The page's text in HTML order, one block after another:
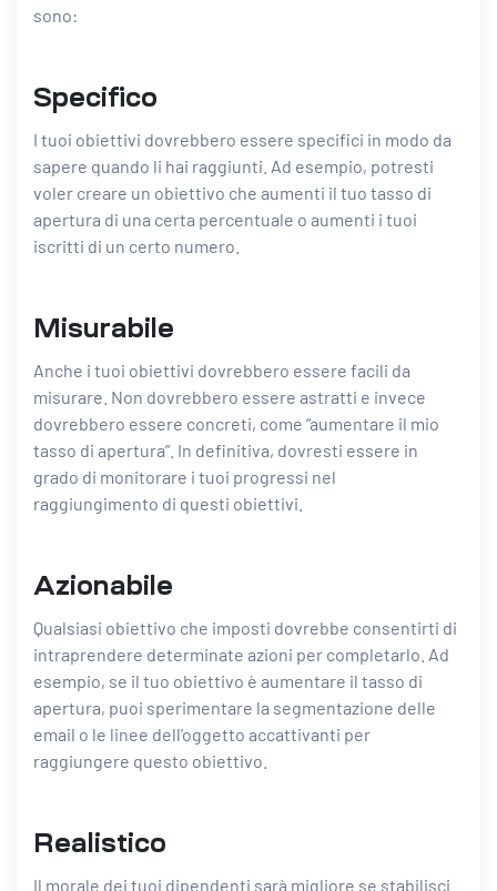
sono:
Specifico
I tuoi obiettivi dovrebbero essere specifici in modo da
sapere quando li hai raggiunti. Ad esempio, potresti
voler creare un obiettivo che aumenti il ​​tuo tasso di
apertura di una certa percentuale o aumenti i tuoi
iscritti di un certo numero.
Misurabile
Anche i tuoi obiettivi dovrebbero essere facili da
misurare. Non dovrebbero essere astratti e invece
dovrebbero essere concreti, come “aumentare il mio
tasso di apertura”. In definitiva, dovresti essere in
grado di monitorare i tuoi progressi nel
raggiungimento di questi obiettivi.
Azionabile
Qualsiasi obiettivo che imposti dovrebbe consentirti di
intraprendere determinate azioni per completarlo. Ad
esempio, se il tuo obiettivo è aumentare il tasso di
apertura, puoi sperimentare la segmentazione delle
email o le linee dell’oggetto accattivanti per
raggiungere questo obiettivo.
Realistico
Il morale dei tuoi dipendenti sarà migliore se stabilisci